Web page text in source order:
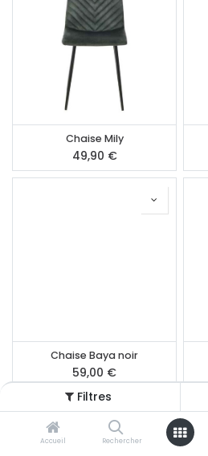
Filtres
Accueil Rechercher
Chaise Mily
49,90 €
Chaise Baya noir
59,00 €